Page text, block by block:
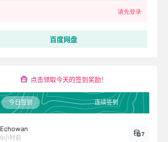
请先登录
百度网盘
点击领取今天的签到奖励！
今日签到 连续签到
Echowan
9小时前
7